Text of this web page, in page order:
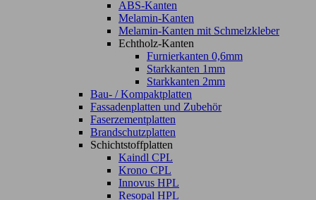
ABS-Kanten
Melamin-Kanten
Melamin-Kanten mit Schmelzkleber
Echtholz-Kanten
Furnierkanten 0,6mm
Starkkanten 1mm
Starkkanten 2mm
Bau- / Kompaktplatten
Fassadenplatten und Zubehör
Faserzementplatten
Brandschutzplatten
Schichtstoffplatten
Kaindl CPL
Krono CPL
Innovus HPL
Resopal HPL